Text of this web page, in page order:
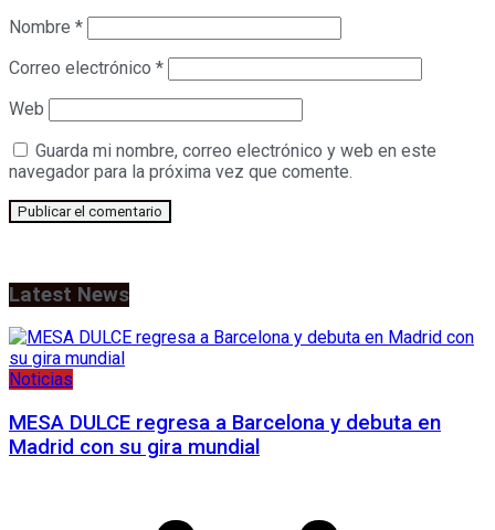
Nombre *
Correo electrónico *
Web
Guarda mi nombre, correo electrónico y web en este
navegador para la próxima vez que comente.
Latest News
Noticias
MESA DULCE regresa a Barcelona y debuta en
Madrid con su gira mundial